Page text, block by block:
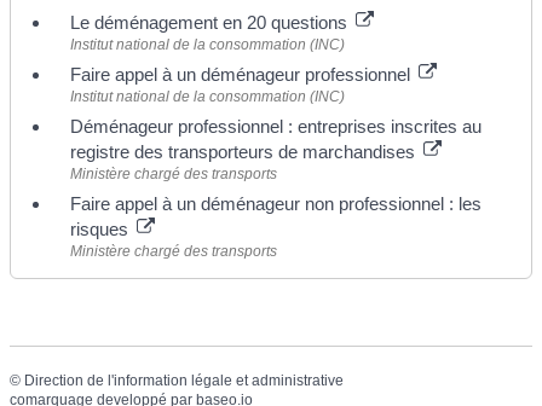
Le déménagement en 20 questions
Institut national de la consommation (INC)
Faire appel à un déménageur professionnel
Institut national de la consommation (INC)
Déménageur professionnel : entreprises inscrites au
registre des transporteurs de marchandises
Ministère chargé des transports
Faire appel à un déménageur non professionnel : les
risques
Ministère chargé des transports
© Direction de l'information légale et administrative
comarquage developpé par baseo.io